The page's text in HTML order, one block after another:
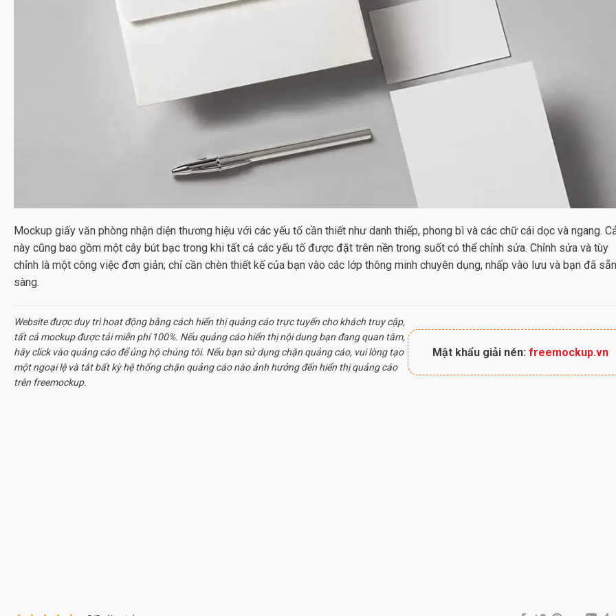
Mockup giấy văn phòng nhận diện thương hiệu với các yếu tố cần thiết như danh thiếp, phong bì và các chữ cái dọc và ngang.
này cũng bao gồm một cây bút bạc trong khi tất cả các yếu tố được đặt trên nền trong suốt có thể chỉnh sửa. Chỉnh sửa và tùy
chỉnh là một công việc đơn giản; chỉ cần chèn thiết kế của bạn vào các lớp thông minh chuyên dụng, nhấp vào lưu và bạn đã sẵn
sàng.
Website được duy trì hoạt động bằng cách hiển thị quảng cáo trực tuyến cho khách truy cập,
tất cả mockupđược tải miễn phí 100%. Nếu quảng cáo hiển thị nội dung bạn đang quan tâm,
hãy click vào quảng cáo để ủng hộ chúng tôi. Nếu bạn sử dụng chặn quảng cáo, vui lòng tạo
một ngoại lệ và tắt bất kỳ hệ thống chặn quảng cáo nào ảnh hưởng đến hiển thị quảng cáo
trên freemockup.
Mật khẩu giải nén: freemockup.vn